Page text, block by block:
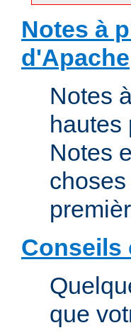
Notes à
d'Apache
Notes
hautes
Notes
Conseils
que